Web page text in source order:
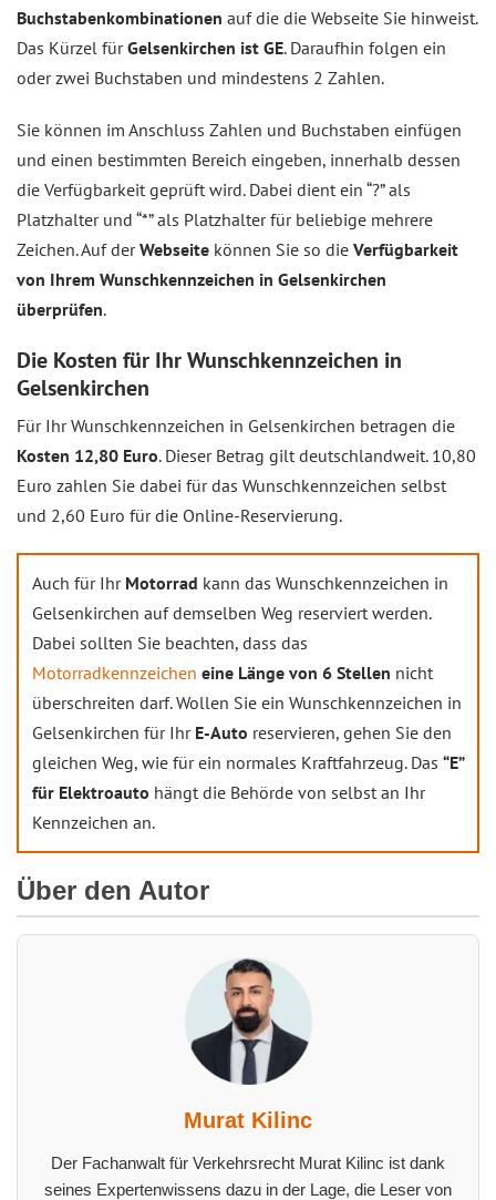
Buchstabenkombinationen auf die die Webseite Sie hinweist.
Das Kürzel fürGelsenkirchen ist GE. Daraufhin folgen ein
oder zwei Buchstaben und mindestens 2 Zahlen.
Sie können im Anschluss Zahlen und Buchstaben einfügen
und einen bestimmten Bereich eingeben, innerhalb dessen
die Verfügbarkeit geprüft wird. Dabei dient ein “?” als
Platzhalter und “*” als Platzhalter für beliebige mehrere
Zeichen. Auf derWebseite können Sie so die Verfügbarkeit
von Ihrem Wunschkennzeichen in Gelsenkirchen
überprüfen.
Die Kosten für Ihr Wunschkennzeichen in
Gelsenkirchen
Für Ihr Wunschkennzeichen in Gelsenkirchen betragen die
Kosten 12,80 Euro. Dieser Betrag gilt deutschlandweit. 10,80
Euro zahlen Sie dabei für das Wunschkennzeichen selbst
und 2,60 Euro für die Online-Reservierung.
Auch für Ihr Motorrad kann das Wunschkennzeichen in
Gelsenkirchen auf demselben Weg reserviert werden.
Dabei sollten Sie beachten, dass das
Motorradkennzeichen eine Länge von 6 Stellen nicht
überschreiten darf. Wollen Sie ein Wunschkennzeichen in
Gelsenkirchen für IhrE-Auto reservieren, gehen Sie den
gleichen Weg, wie für ein normales Kraftfahrzeug. Das “E”
für Elektroauto hängt die Behörde von selbst an Ihr
Kennzeichen an.
Über den Autor
Murat Kilinc
Der Fachanwalt für Verkehrsrecht Murat Kilinc ist dank
seines Expertenwissens dazu in der Lage, die Leser von